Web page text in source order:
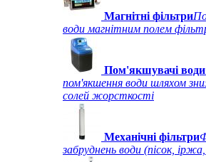
Магнітні фільтри
води магнітним полем
Пом'якшувачі води
пом'якшення води шляхом
солей жорсткості
Механічні фільтри
забруднень води (пісок,